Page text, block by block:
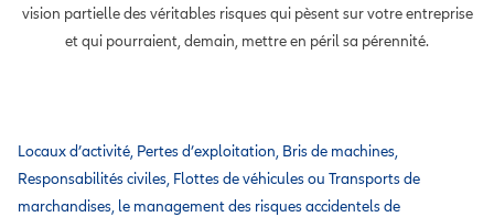
vision partielle des véritables risques qui pèsent sur votre entreprise
et qui pourraient, demain, mettre en péril sa pérennité.
Locaux d’activité, Pertes d’exploitation, Bris de machines,
Responsabilités civiles, Flottes de véhicules ou Transports de
marchandises, le management des risques accidentels de